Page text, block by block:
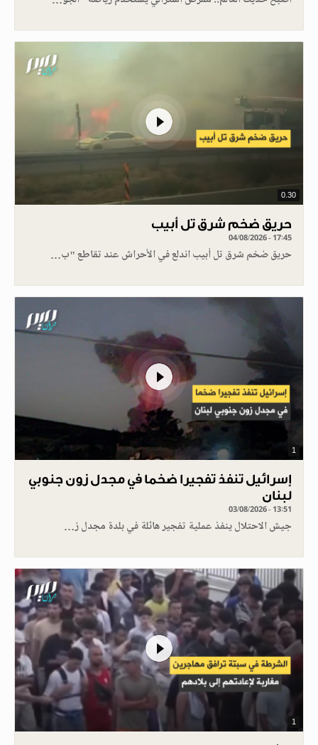
0.30
حريق ضخم شرق تل أبيب
04/08/2026 - 17:45
حريق ضخم شرق تل أبيب اندلع في الأحراش عند تقاطع "ب…
1
إسرائيل تنفذ تفجيرا ضخما في مجدل زون جنوبي
لبنان
03/08/2026 - 13:51
جيش الاحتلال ينفذ عملية تفجير هائلة في بلدة مجدل ز…
1